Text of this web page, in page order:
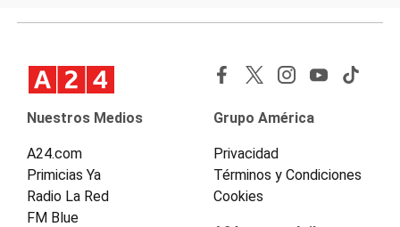
Nuestros Medios
A24.com
Primicias Ya
Radio La Red
FM Blue
Grupo América
Privacidad
Términos y Condiciones
Cookies